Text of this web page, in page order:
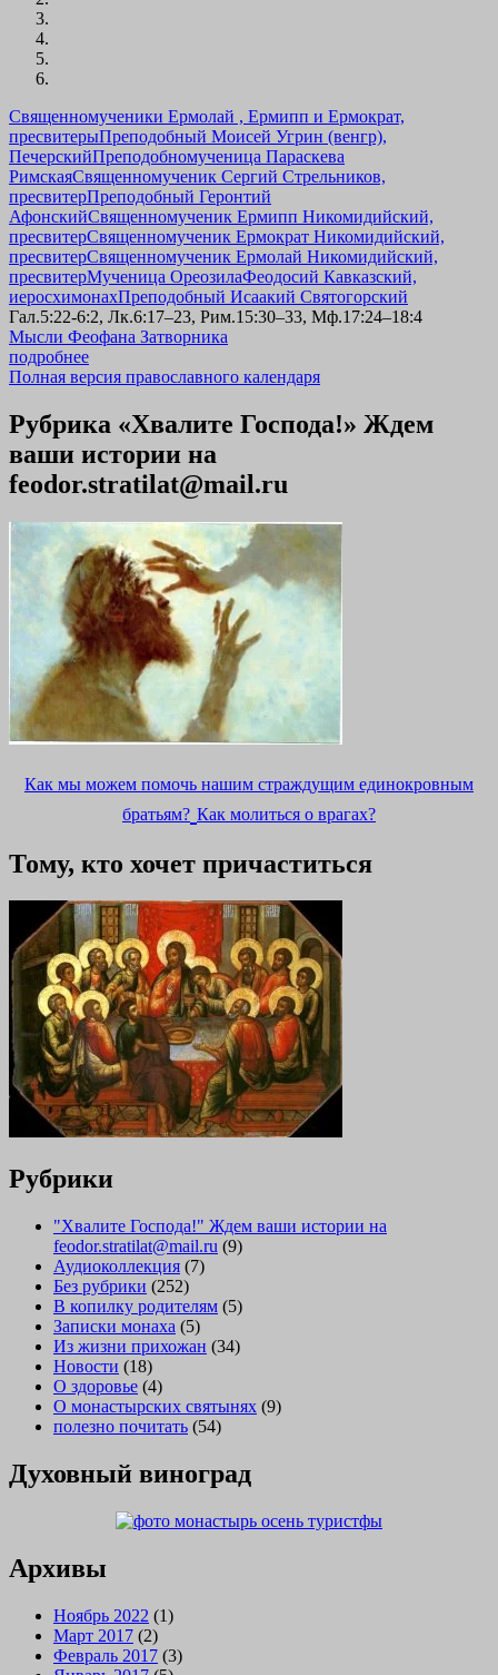
Священномученики Ермолай , Ермипп и Ермократ,
пресвитерыПреподобный Моисей Угрин (венгр),
ПечерскийПреподобномученица Параскева
РимскаяСвященномученик Сергий Стрельников,
пресвитерПреподобный Геронтий
АфонскийСвященномученик Ермипп Никомидийский,
пресвитерСвященномученик Ермократ Никомидийский,
пресвитерСвященномученик Ермолай Никомидийский,
пресвитерМученица ОреозилаФеодосий Кавказский,
иеросхимонахПреподобный Исаакий Святогорский
Гал.5:22-6:2, Лк.6:17–23, Рим.15:30–33, Мф.17:24–18:4
Мысли Феофана Затворника
подробнее
Полная версия православного календаря
Рубрика «Хвалите Господа!» Ждем
ваши истории на
feodor.stratilat@mail.ru
Как мы можем помочь нашим страждущим единокровным
братьям? Как молиться о врагах?
Тому, кто хочет причаститься
Рубрики
"Хвалите Господа!" Ждем ваши истории на
feodor.stratilat@mail.ru (9)
Аудиоколлекция (7)
Без рубрики (252)
В копилку родителям (5)
Записки монаха (5)
Из жизни прихожан (34)
Новости (18)
О здоровье (4)
О монастырских святынях (9)
полезно почитать (54)
Духовный виноград
Архивы
Ноябрь 2022 (1)
Март 2017 (2)
Февраль 2017 (3)